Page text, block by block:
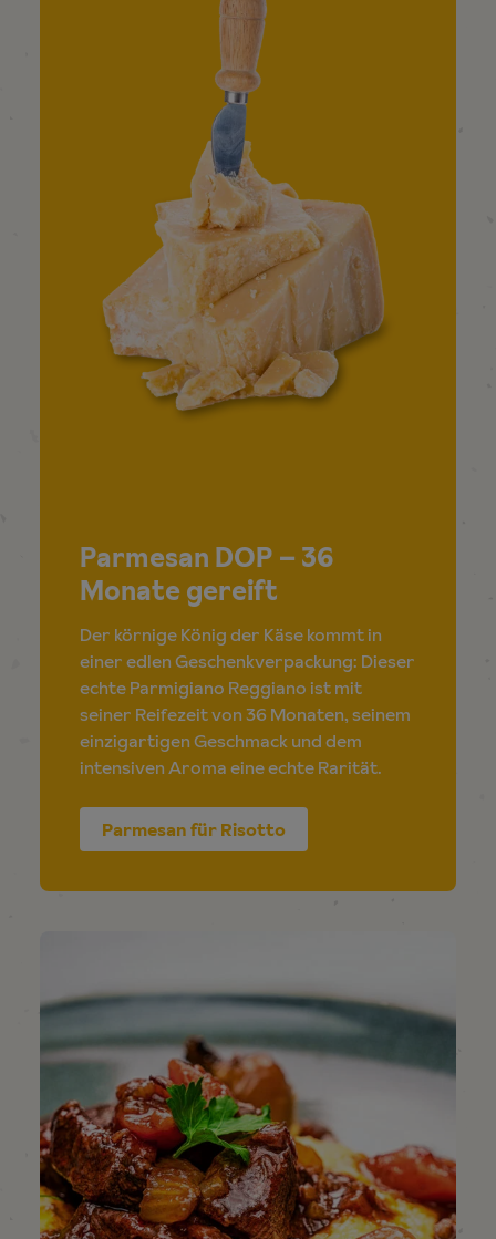
Parmesan DOP – 36
Monate gereift
Der körnige König der Käse kommt in
einer edlen Geschenkverpackung: Dieser
echte Parmigiano Reggiano ist mit
seiner Reifezeit von 36 Monaten, seinem
einzigartigen Geschmack und dem
intensiven Aroma eine echte Rarität.
Parmesan für Risotto